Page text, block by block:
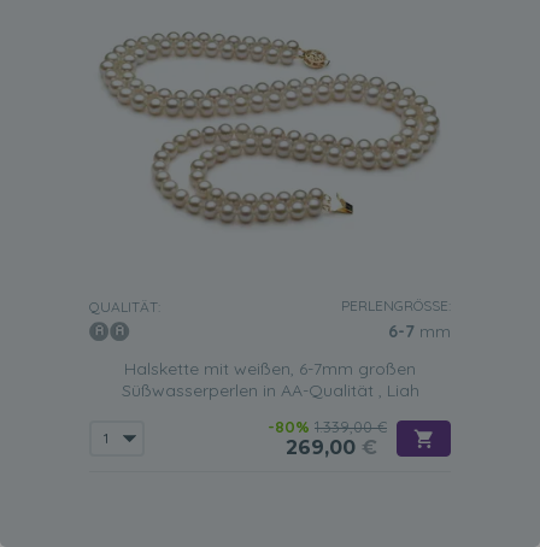
QUALITÄT: PERLENGRÖSSE:
6-7 mm
Halskette mit weißen, 6-7mm großen
Süßwasserperlen in AA-Qualität , Liah
-80% 1.339,00 €
269,00 €